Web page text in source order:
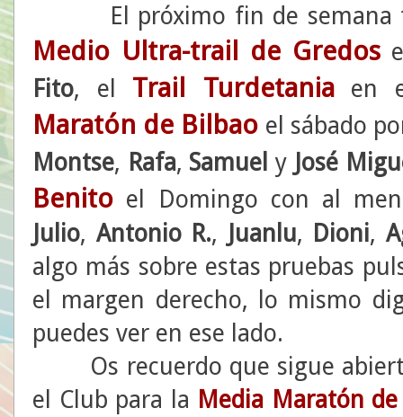
El próximo fin de semana
Medio Ultra-trail de Gredos
Fito, el Trail Turdetaniaen
Maratón de Bilbao el sábado
Montse, Rafa, Samuely José
Benito el Domingo con al
Julio, Antonio R., Juanlu, Dioni,
algo más sobre estas pruebas
el margen derecho, lo mismo
puedes ver en ese lado.
Os recuerdo que sigue
el Club para la Media Maratón